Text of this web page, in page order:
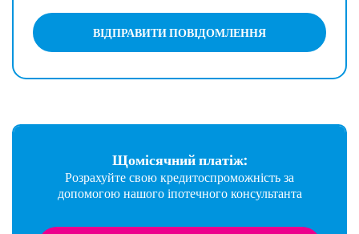
ВІДПРАВИТИ ПОВІДОМЛЕННЯ
Щомісячний платіж:
Розрахуйте свою кредитоспроможність за
допомогою нашого іпотечного консультанта